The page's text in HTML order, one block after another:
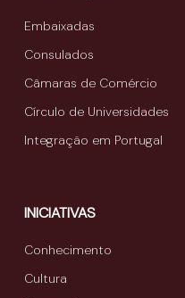
Embaixadas
Consulados
Câmaras de Comércio
Círculo de Universidades
Integração em Portugal
INICIATIVAS
Conhecimento
Cultura